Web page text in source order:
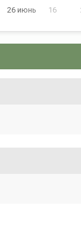
26 июнь 16